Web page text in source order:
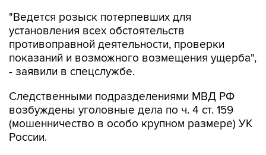
"Ведется розыск потерпевших для
установления всех обстоятельств
противоправной деятельности, проверки
показаний и возможного возмещения ущерба",
- заявили в спецслужбе.
Следственными подразделениями МВД РФ
возбуждены уголовные дела по ч. 4 ст. 159
(мошенничество в особо крупном размере) УК
России.